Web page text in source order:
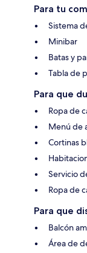
Para tu
Sistema
Minibar
Batas y
Tabla de
Para que
Ropa de
Menú de
Cortinas
Servicio
Ropa de
Para que
Balcón
Área de